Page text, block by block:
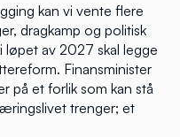
kan vi vente flere
dragkamp og politisk
løpet av 2027 skal legge
Finansminister
på et forlik som kan stå
trenger; et